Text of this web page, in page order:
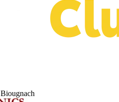
Biougnach